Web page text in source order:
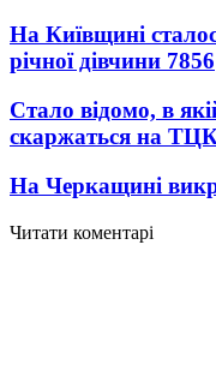
На Київщині
річної дівчини 7856
Стало відомо, в
скаржаться на
На Черкащині
Читати коментарі